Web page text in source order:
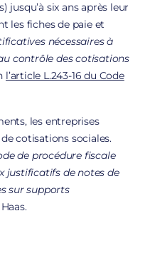
six ans après leur
les fiches de paie et
nécessaires à
contrôle des cotisations
l’article L.243-16 du Code
les entreprises
cotisations sociales.
de procédure fiscale
justificatifs de notes de
sur supports